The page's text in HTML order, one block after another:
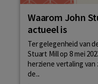
Waarom John
actueel is
Ter gelegenheid van
Stuart Mill op 8 mei
herziene vertaling
de...